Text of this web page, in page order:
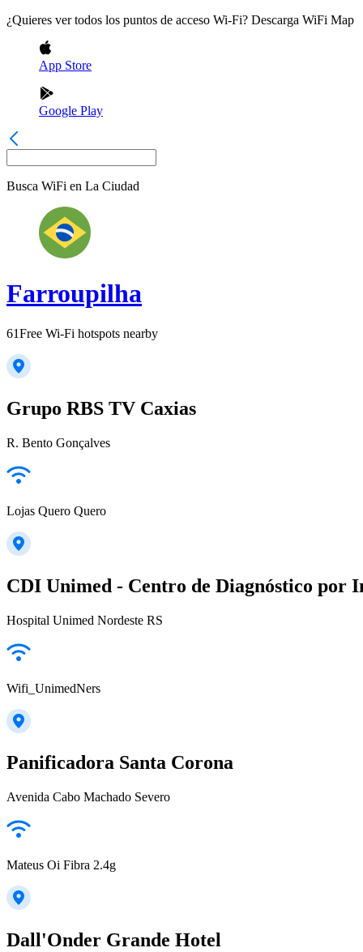
¿Quieres ver todos los puntos de acceso Wi-Fi? Descarga WiFi Map
App Store
Google Play
Busca WiFi en La Ciudad
Farroupilha
61Free Wi-Fi hotspots nearby
Grupo RBS TV Caxias
R. Bento Gonçalves
Lojas Quero Quero
CDI Unimed - Centro de Diagnóstico por
Hospital Unimed Nordeste RS
Wifi_UnimedNers
Panificadora Santa Corona
Avenida Cabo Machado Severo
Mateus Oi Fibra 2.4g
Dall'Onder Grande Hotel